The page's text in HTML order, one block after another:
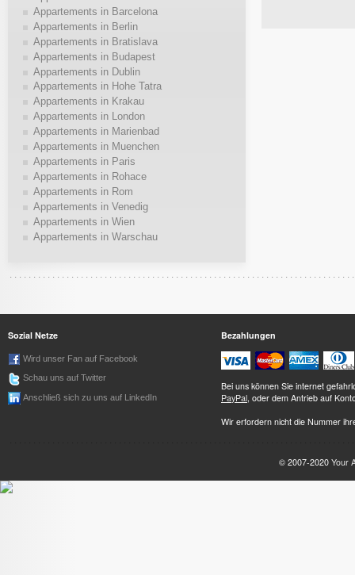
Appartements in Barcelona
Appartements in Berlin
Appartements in Bratislava
Appartements in Budapest
Appartements in Dublin
Appartements in Hohe Tatra
Appartements in Krakau
Appartements in London
Appartements in Marienbad
Appartements in Muenchen
Appartements in Paris
Appartements in Rohace
Appartements in Rom
Appartements in Venedig
Appartements in Wien
Appartements in Warschau
Sozial Netze
Wird unser Fan auf Facebook
Schau uns auf Twitter
Anschließ sich zu uns auf LinkedIn
Bezahlungen
Bei uns können Sie internet
PayPal, oder dem Antrieb auf
Wir erfordern nicht die Nummer
© 2007-2020 Your